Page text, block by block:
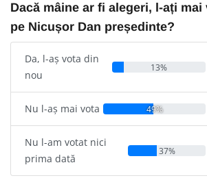
Dacă mâine ar fi alegeri, l-ați mai
pe Nicușor Dan președinte?
Da, l-aș vota din
nou
13%
Nu l-aș mai vota 49%
Nu l-am votat nici
prima dată
37%